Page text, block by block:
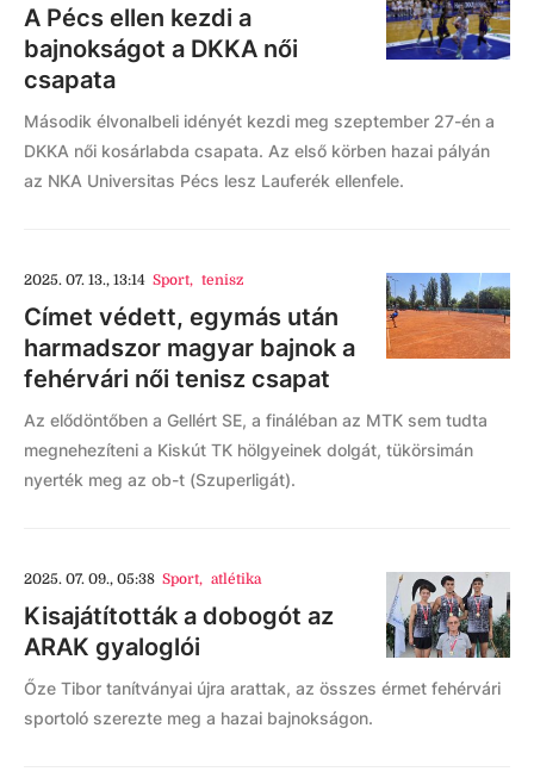
A Pécs ellen kezdi a
bajnokságot a DKKA női
csapata
Második élvonalbeli idényét kezdi meg szeptember 27-én a
DKKA női kosárlabda csapata. Az első körben hazai pályán
az NKA Universitas Pécs lesz Lauferék ellenfele.
2025. 07. 13., 13:14 Sport, tenisz
Címet védett, egymás után
harmadszor magyar bajnok a
fehérvári női tenisz csapat
Az elődöntőben a Gellért SE, a fináléban az MTK sem tudta
megnehezíteni a Kiskút TK hölgyeinek dolgát, tükörsimán
nyerték meg az ob-t (Szuperligát).
2025. 07. 09., 05:38 Sport, atlétika
Kisajátították a dobogót az
ARAK gyaloglói
Őze Tibor tanítványai újra arattak, az összes érmet fehérvári
sportoló szerezte meg a hazai bajnokságon.